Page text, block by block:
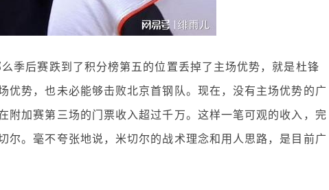
季后赛跌到了积分榜第五的位置丢掉了主场优势，就是杜锋
优势，也未必能够击败北京首钢队。现在，没有主场优势的广
附加赛第三场的门票收入超过千万。这样一笔可观的收入，完
尔。毫不夸张地说，米切尔的战术理念和用人思路，是目前广